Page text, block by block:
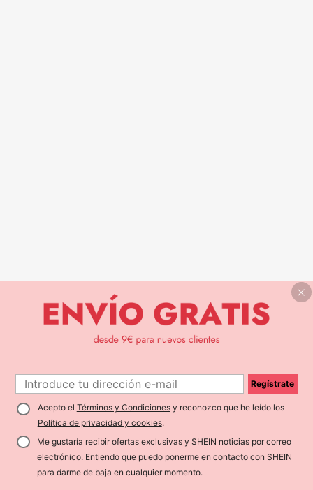
Regístrate
Acepto el Términos y Condicionesy reconozco que he leído los
Política de privacidad y cookies.
Me gustaría recibir ofertas exclusivas y SHEIN noticias por correo
electrónico. Entiendo que puedo ponerme en contacto con SHEIN
para darme de baja en cualquier momento.